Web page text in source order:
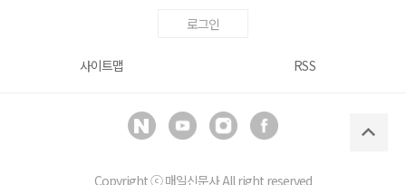
로그인
사이트맵 RSS
Copyright ⓒ매일신문사All right reserved